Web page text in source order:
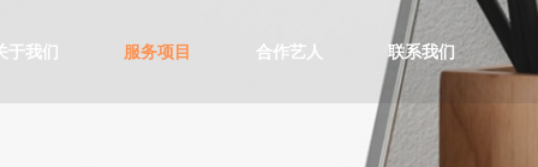
于我们 服务项目 合作艺人 联系我们